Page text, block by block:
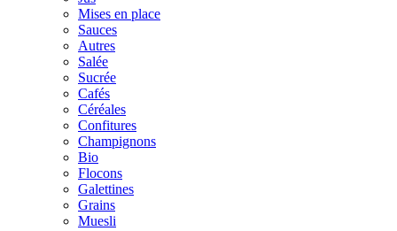
Mises en place
Sauces
Autres
Salée
Sucrée
Cafés
Céréales
Confitures
Champignons
Bio
Flocons
Galettines
Grains
Muesli